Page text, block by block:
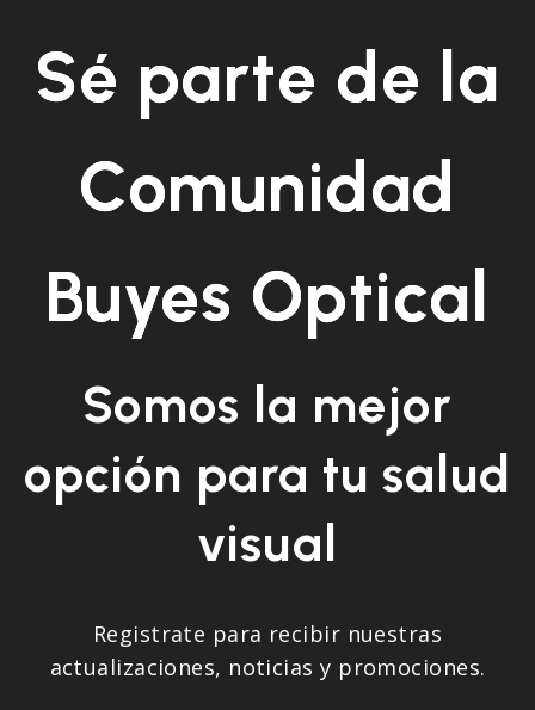
Sé parte de la
Comunidad
Buyes Optical
Somos la mejor
opción para tu salud
visual
Registrate para recibir nuestras
actualizaciones, noticias y promociones.